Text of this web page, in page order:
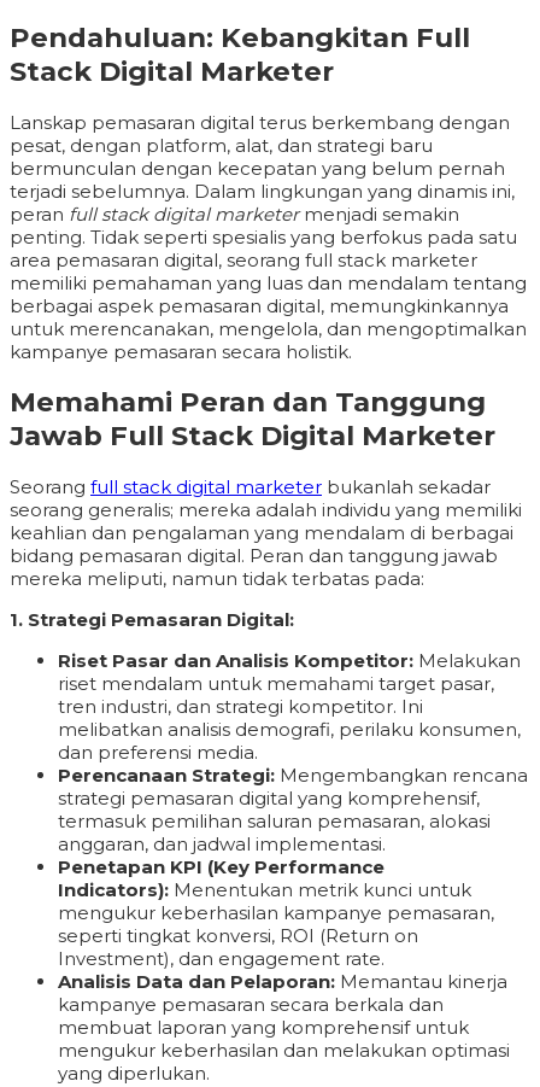
Pendahuluan: Kebangkitan Full
Stack Digital Marketer
Lanskap pemasaran digital terus berkembang dengan
pesat, dengan platform, alat, dan strategi baru
bermunculan dengan kecepatan yang belum pernah
terjadi sebelumnya. Dalam lingkungan yang dinamis ini,
peran full stack digital marketermenjadi semakin
penting. Tidak seperti spesialis yang berfokus pada satu
area pemasaran digital, seorang full stack marketer
memiliki pemahaman yang luas dan mendalam tentang
berbagai aspek pemasaran digital, memungkinkannya
untuk merencanakan, mengelola, dan mengoptimalkan
kampanye pemasaran secara holistik.
Memahami Peran dan Tanggung
Jawab Full Stack Digital Marketer
Seorang full stack digital marketer bukanlah sekadar
seorang generalis; mereka adalah individu yang memiliki
keahlian dan pengalaman yang mendalam di berbagai
bidang pemasaran digital. Peran dan tanggung jawab
mereka meliputi, namun tidak terbatas pada:
1. Strategi Pemasaran Digital:
Riset Pasar dan Analisis Kompetitor: Melakukan
riset mendalam untuk memahami target pasar,
tren industri, dan strategi kompetitor. Ini
melibatkan analisis demografi, perilaku konsumen,
dan preferensi media.
Perencanaan Strategi: Mengembangkan rencana
strategi pemasaran digital yang komprehensif,
termasuk pemilihan saluran pemasaran, alokasi
anggaran, dan jadwal implementasi.
Penetapan KPI (Key Performance
Indicators): Menentukan metrik kunci untuk
mengukur keberhasilan kampanye pemasaran,
seperti tingkat konversi, ROI (Return on
Investment), dan engagement rate.
Analisis Data dan Pelaporan: Memantau kinerja
kampanye pemasaran secara berkala dan
membuat laporan yang komprehensif untuk
mengukur keberhasilan dan melakukan optimasi
yang diperlukan.